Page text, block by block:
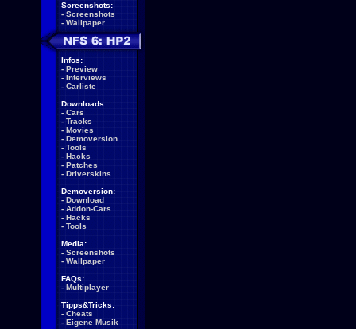
Screenshots:
- Screenshots
- Wallpaper
Infos:
- Preview
- Interviews
- Carliste
Downloads:
- Cars
- Tracks
- Movies
- Demoversion
- Tools
- Hacks
- Patches
- Driverskins
Demoversion:
- Download
- Addon-Cars
- Hacks
- Tools
Media:
- Screenshots
- Wallpaper
FAQs:
- Multiplayer
Tipps&Tricks:
- Cheats
- Eigene Musik